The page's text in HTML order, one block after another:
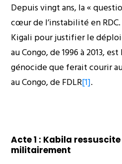
Depuis vingt ans, la «
cœur de l’instabilité en
Kigali pour justifier le
au Congo, de 1996 à 2013,
génocide que ferait courir
au Congo, de FDLR[1].
Acte 1 : Kabila
militairement